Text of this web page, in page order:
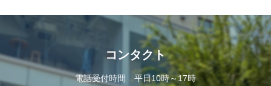
コンタクト
電話受付時間 平日10時～17時